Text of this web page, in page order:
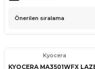
Kyocera
KYOCERA MA3501WFX